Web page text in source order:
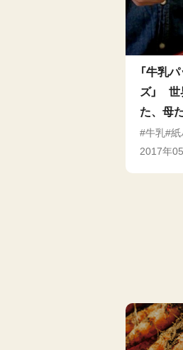
「牛乳
ズ」 世
た、母
牛乳 紙
2017年